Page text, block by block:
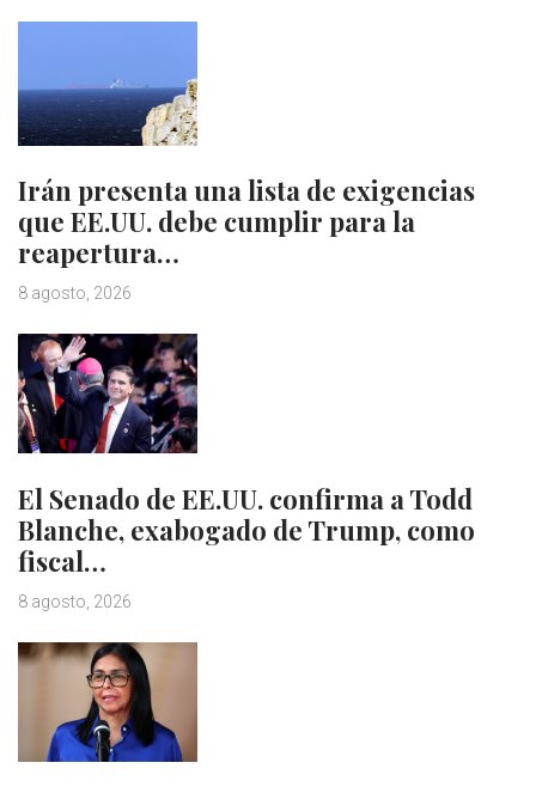
Irán presenta una lista de exigencias
que EE.UU. debe cumplir para la
reapertura…
8 agosto, 2026
El Senado de EE.UU. confirma a Todd
Blanche, exabogado de Trump, como
fiscal…
8 agosto, 2026